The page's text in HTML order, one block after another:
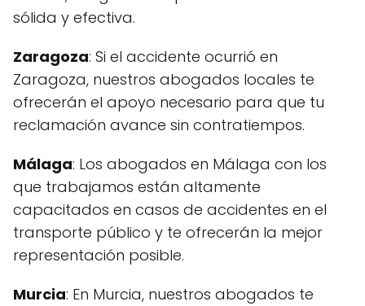
sólida y efectiva.
Zaragoza: Si el accidente ocurrió en
Zaragoza, nuestros abogados locales te
ofrecerán el apoyo necesario para que tu
reclamación avance sin contratiempos.
Málaga: Los abogados en Málaga con los
que trabajamos están altamente
capacitados en casos de accidentes en el
transporte público y te ofrecerán la mejor
representación posible.
Murcia: En Murcia, nuestros abogados te